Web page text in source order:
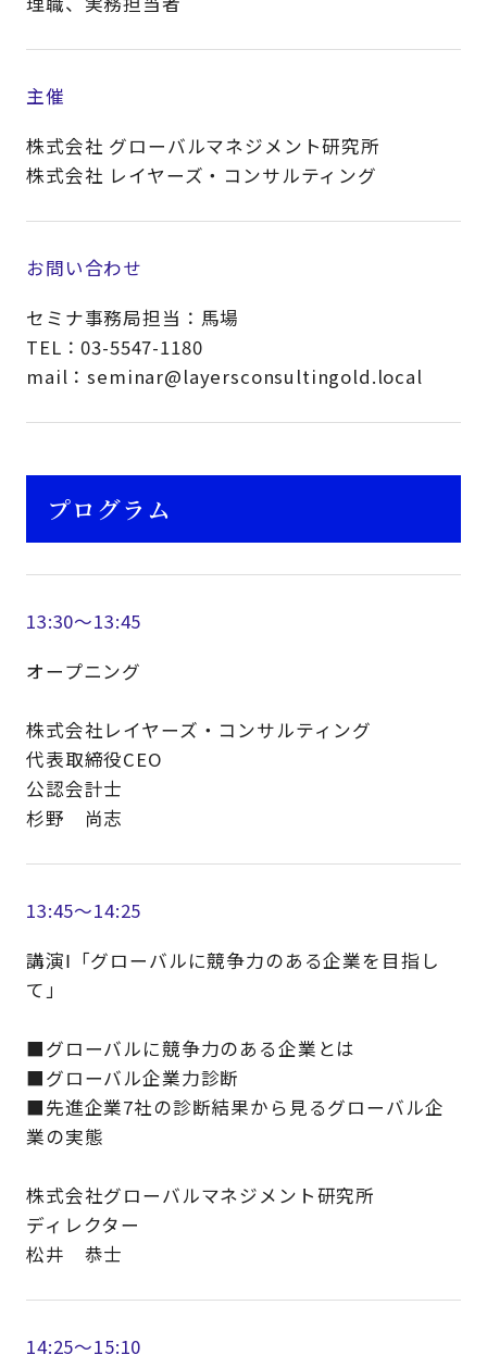
主催
株式会社 グローバルマネジメント研究所
株式会社 レイヤーズ・コンサルティング
お問い合わせ
セミナ事務局担当：馬場
TEL：03-5547-1180
mail：seminar@layersconsultingold.local
プログラム
13:30～13:45
オープニング
株式会社レイヤーズ・コンサルティング
代表取締役CEO
公認会計士
杉野 尚志
13:45～14:25
講演Ⅰ「グローバルに競争力のある企業を目指し
て」
■グローバルに競争力のある企業とは
■グローバル企業力診断
■先進企業7社の診断結果から見るグローバル企
業の実態
株式会社グローバルマネジメント研究所
ディレクター
松井 恭士
14:25～15:10